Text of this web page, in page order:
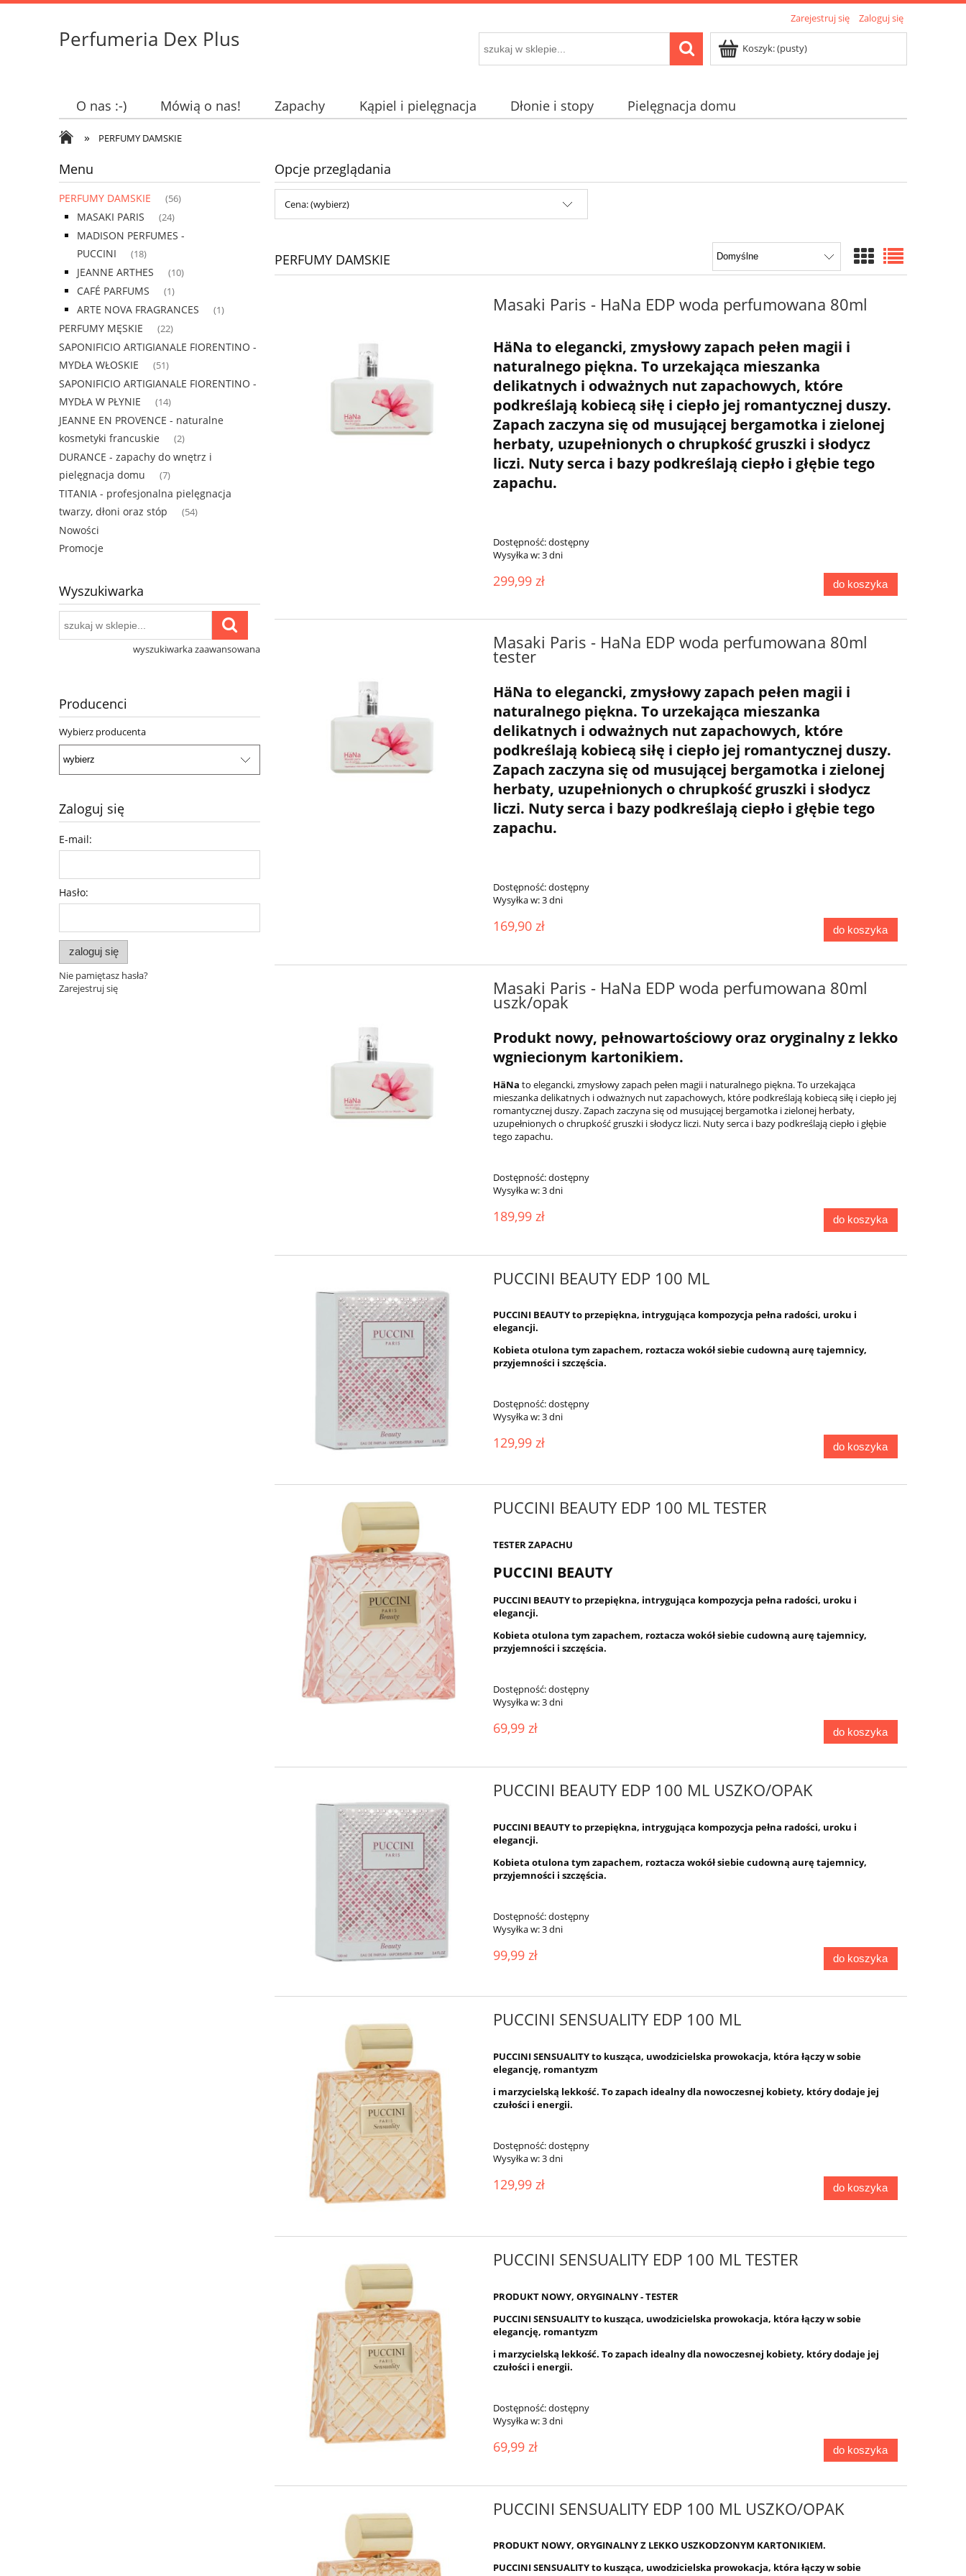
Zarejestruj się Zaloguj się
Perfumeria Dex Plus Koszyk:(pusty)
O nas :-) Mówią o nas! Zapachy Kąpiel i pielęgnacja Dłonie i stopy Pielęgnacja domu
» PERFUMY DAMSKIE
Menu
PERFUMY DAMSKIE (56)
MASAKI PARIS (24)
MADISON PERFUMES -
PUCCINI
(18)
JEANNE ARTHES (10)
CAFÉ PARFUMS (1)
ARTE NOVA FRAGRANCES (1)
PERFUMY MĘSKIE (22)
SAPONIFICIO ARTIGIANALE FIORENTINO -
MYDŁA WŁOSKIE
(51)
SAPONIFICIO ARTIGIANALE FIORENTINO -
MYDŁA W PŁYNIE
(14)
JEANNE EN PROVENCE - naturalne
kosmetyki francuskie
(2)
DURANCE - zapachy do wnętrz i
pielęgnacja domu
(7)
TITANIA - profesjonalna pielęgnacja
twarzy, dłoni oraz stóp
(54)
Nowości
Promocje
Wyszukiwarka
wyszukiwarka zaawansowana
Producenci
Wybierz producenta
Zaloguj się
E-mail:
Hasło:
zaloguj się
Nie pamiętasz hasła?
Zarejestruj się
Opcje przeglądania
Cena: (wybierz)
PERFUMY DAMSKIE
Masaki Paris - HaNa EDP woda perfumowana 80ml
HäNa to elegancki, zmysłowy zapach pełen magii i
naturalnego piękna. To urzekająca mieszanka
delikatnych i odważnych nut zapachowych, które
podkreślają kobiecą siłę i ciepło jej romantycznej duszy.
Zapach zaczyna się od musującej bergamotka i zielonej
herbaty, uzupełnionych o chrupkość gruszki i słodycz
liczi. Nuty serca i bazy podkreślają ciepło i głębie tego
zapachu.
Dostępność:dostępny
Wysyłka w:3 dni
299,99 zł do koszyka
Masaki Paris - HaNa EDP woda perfumowana 80ml
tester
HäNa to elegancki, zmysłowy zapach pełen magii i
naturalnego piękna. To urzekająca mieszanka
delikatnych i odważnych nut zapachowych, które
podkreślają kobiecą siłę i ciepło jej romantycznej duszy.
Zapach zaczyna się od musującej bergamotka i zielonej
herbaty, uzupełnionych o chrupkość gruszki i słodycz
liczi. Nuty serca i bazy podkreślają ciepło i głębie tego
zapachu.
Dostępność:dostępny
Wysyłka w:3 dni
169,90 zł do koszyka
Masaki Paris - HaNa EDP woda perfumowana 80ml
uszk/opak
Produkt nowy, pełnowartościowy oraz oryginalny z lekko
wgniecionym kartonikiem.
HäNa to elegancki, zmysłowy zapach pełen magii i naturalnego piękna. To urzekająca
mieszanka delikatnych i odważnych nut zapachowych, które podkreślają kobiecą siłę i ciepło jej
romantycznej duszy. Zapach zaczyna się od musującej bergamotka i zielonej herbaty,
uzupełnionych o chrupkość gruszki i słodycz liczi. Nuty serca i bazy podkreślają ciepło i głębie
tego zapachu.
Dostępność:dostępny
Wysyłka w:3 dni
189,99 zł do koszyka
PUCCINI BEAUTY EDP 100 ML
PUCCINI BEAUTY to przepiękna, intrygująca kompozycja pełna radości, uroku i
elegancji.
Kobieta otulona tym zapachem, roztacza wokół siebie cudowną aurę tajemnicy,
przyjemności i szczęścia.
Dostępność:dostępny
Wysyłka w:3 dni
129,99 zł do koszyka
PUCCINI BEAUTY EDP 100 ML TESTER
TESTER ZAPACHU
PUCCINI BEAUTY
PUCCINI BEAUTY to przepiękna, intrygująca kompozycja pełna radości, uroku i
elegancji.
Kobieta otulona tym zapachem, roztacza wokół siebie cudowną aurę tajemnicy,
przyjemności i szczęścia.
Dostępność:dostępny
Wysyłka w:3 dni
69,99 zł do koszyka
PUCCINI BEAUTY EDP 100 ML USZKO/OPAK
PUCCINI BEAUTY to przepiękna, intrygująca kompozycja pełna radości, uroku i
elegancji.
Kobieta otulona tym zapachem, roztacza wokół siebie cudowną aurę tajemnicy,
przyjemności i szczęścia.
Dostępność:dostępny
Wysyłka w:3 dni
99,99 zł do koszyka
PUCCINI SENSUALITY EDP 100 ML
PUCCINISENSUALITYto kusząca, uwodzicielska prowokacja, która łączy w sobie
elegancję, romantyzm
i marzycielską lekkość. To zapach idealny dla nowoczesnej kobiety, który dodaje jej
czułości i energii.
Dostępność:dostępny
Wysyłka w:3 dni
129,99 zł do koszyka
PUCCINI SENSUALITY EDP 100 ML TESTER
PRODUKT NOWY, ORYGINALNY - TESTER
PUCCINISENSUALITYto kusząca, uwodzicielska prowokacja, która łączy w sobie
elegancję, romantyzm
i marzycielską lekkość. To zapach idealny dla nowoczesnej kobiety, który dodaje jej
czułości i energii.
Dostępność:dostępny
Wysyłka w:3 dni
69,99 zł do koszyka
PUCCINI SENSUALITY EDP 100 ML USZKO/OPAK
PRODUKT NOWY, ORYGINALNY Z LEKKO USZKODZONYM KARTONIKIEM.
PUCCINISENSUALITYto kusząca, uwodzicielska prowokacja, która łączy w sobie